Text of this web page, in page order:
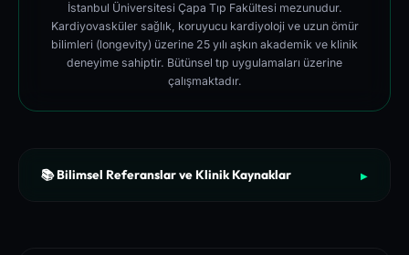
İstanbul Üniversitesi Çapa Tıp Fakültesi mezunudur.
Kardiyovasküler sağlık, koruyucu kardiyoloji ve uzun ömür
bilimleri (longevity) üzerine 25 yılı aşkın akademik ve klinik
deneyime sahiptir. Bütünsel tıp uygulamaları üzerine
çalışmaktadır.
📚 Bilimsel Referanslar ve Klinik Kaynaklar ▶